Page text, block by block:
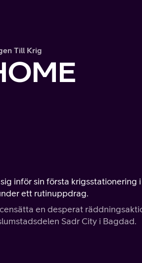
Till Krig
inför sin första krigsstationering i
ett rutinuppdrag.
en desperat
Sadr City i Bagdad.